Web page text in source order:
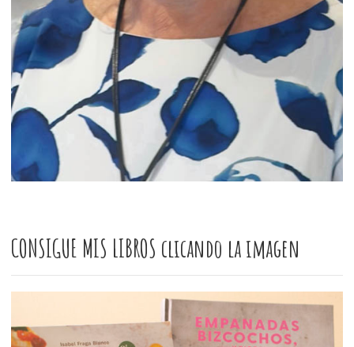
CONSIGUE MIS LIBROS clicando la imagen